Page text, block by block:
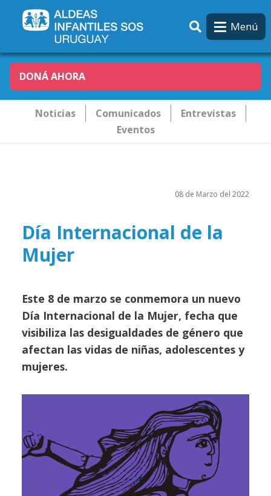
Menú
DONÁ AHORA
Novededades
Noticias Comunicados
Entrevistas
Eventos
08 de Marzo del 2022
Día Internacional de la
Mujer
Este 8 de marzo se conmemora un nuevo
Día Internacional de la Mujer, fecha que
visibiliza las desigualdades de género que
afectan las vidas de niñas, adolescentes y
mujeres.